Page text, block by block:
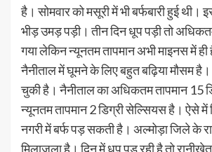
है। सोमवार को मसूरी में भी बर्फबारी हुई थी।
भीड़ उमड़ पड़ी। तीन दिन धूप पड़ी तो
गया लेकिन न्यूनतम तापमान अभी माइनस में ही
नैनीताल में घूमने के लिए बहुत बढ़िया मौसम है।
चुकी है। नैनीताल का अधिकतम तापमान 15
न्यूनतम तापमान 2 डिग्री सेल्सियस है। ऐसे में
नगरी में बर्फ पड़ सकती है। अल्मोड़ा जिले के
मिलाजुला है। दिन में धूप पड़ रही है तो